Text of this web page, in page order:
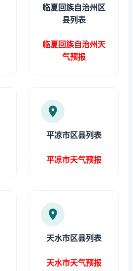
临夏回族自治州区
县列表
临夏回族自治州天
气预报
平凉市区县列表
平凉市天气预报
天水市区县列表
天水市天气预报